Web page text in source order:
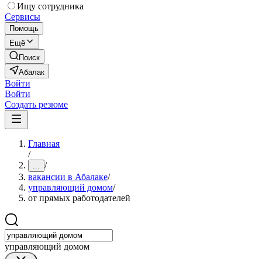
Ищу сотрудника
Сервисы
Помощь
Ещё
Поиск
Абалак
Войти
Войти
Создать резюме
Главная
/
... /
вакансии в Абалаке/
управляющий домом/
от прямых работодателей
управляющий домом